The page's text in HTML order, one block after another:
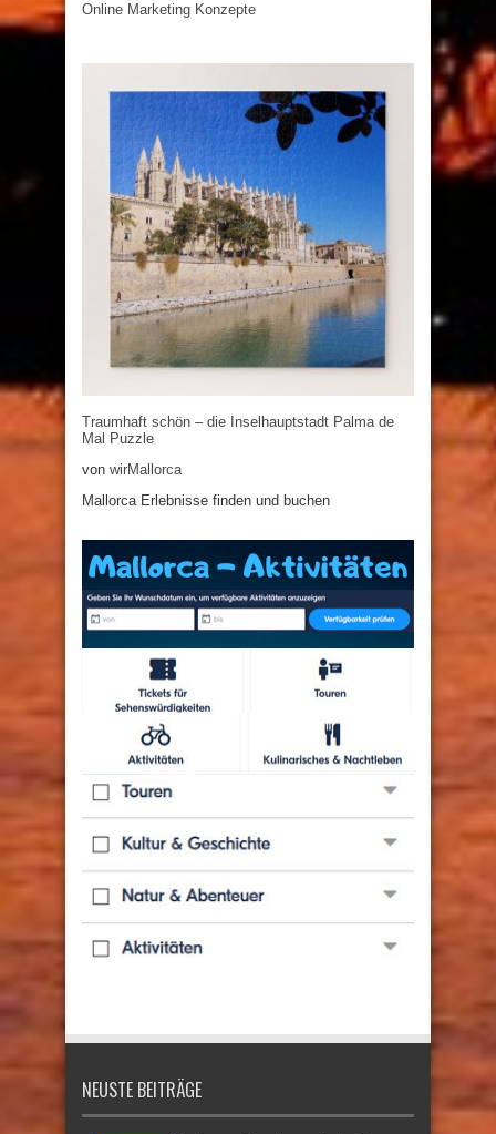
Online Marketing Konzepte
Traumhaft schön – die Inselhauptstadt Palma de
Mal Puzzle
von wirMallorca
Mallorca Erlebnisse finden und buchen
NEUSTE BEITRÄGE